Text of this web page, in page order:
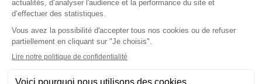
POSTRE
Tronco de chocolate real, coulis de frutas
exóticas
BEBIDAS INCLUIDAS